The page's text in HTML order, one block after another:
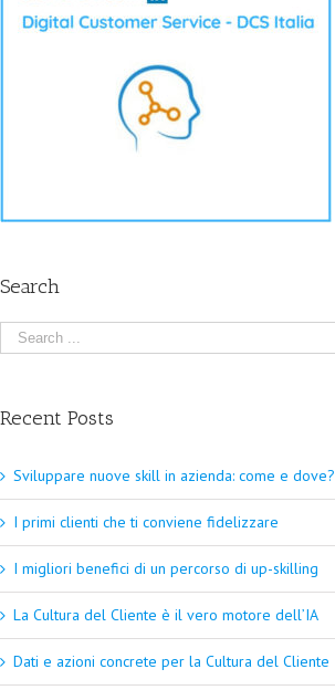
Search
Recent Posts
Sviluppare nuove skill in azienda: come e dove?
I primi clienti che ti conviene fidelizzare
I migliori benefici di un percorso di up-skilling
La Cultura del Cliente è il vero motore dell’IA
Dati e azioni concrete per la Cultura del Cliente